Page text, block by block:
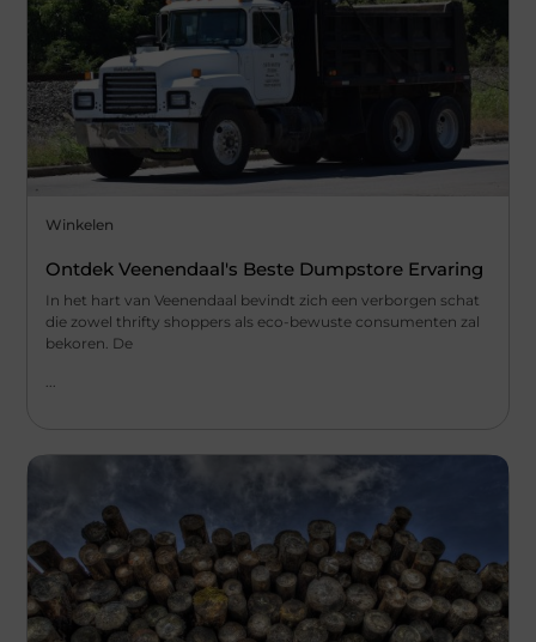
Winkelen
Ontdek Veenendaal's Beste Dumpstore Ervaring
In het hart van Veenendaal bevindt zich een verborgen schat
die zowel thrifty shoppers als eco-bewuste consumenten zal
bekoren. De
...